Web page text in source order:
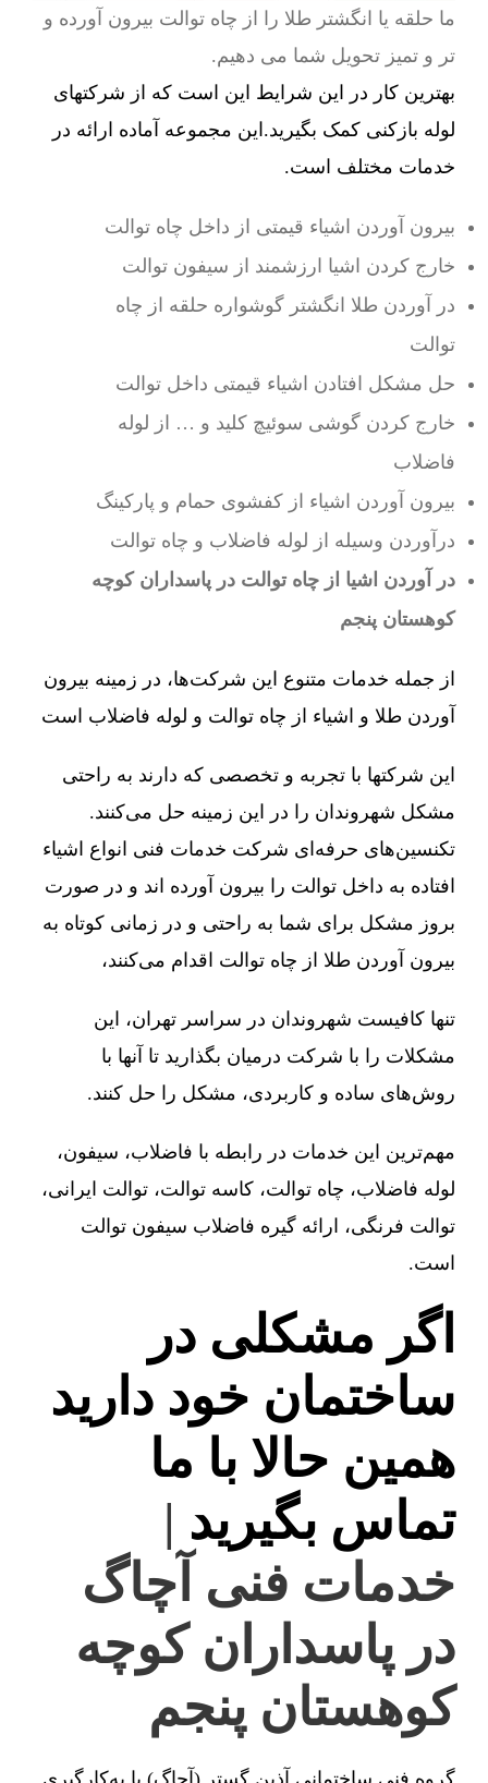
ما حلقه یا انگشتر طلا را از چاه توالت بیرون آورده و
تر و تمیز تحویل شما می دهیم.
بهترین کار در این شرایط این است که از شرکتهای
لوله بازکنی کمک بگیرید.این مجموعه آماده ارائه در
خدمات مختلف است.
بیرون آوردن اشیاء قیمتی از داخل چاه توالت
خارج کردن اشیا ارزشمند از سیفون توالت
در آوردن طلا انگشتر گوشواره حلقه از چاه
توالت
حل مشکل افتادن اشیاء قیمتی داخل توالت
خارج کردن گوشی سوئیچ کلید و … از لوله
فاضلاب
بیرون آوردن اشیاء از کفشوی حمام و پارکینگ
درآوردن وسیله از لوله فاضلاب و چاه توالت
در آوردن اشیا از چاه توالت در پاسداران کوچه
کوهستان پنجم
از جمله خدمات متنوع این شرکت‌ها، در زمینه بیرون
آوردن طلا و اشیاء از چاه توالت و لوله فاضلاب است
این شرکتها با تجربه و تخصصی که دارند به راحتی
مشکل شهروندان را در این زمینه حل می‌کنند.
تکنسین‌های حرفه‌ای شرکت خدمات فنی انواع اشیاء
افتاده به داخل توالت را بیرون آورده اند و در صورت
بروز مشکل برای شما به راحتی و در زمانی کوتاه به
بیرون آوردن طلا از چاه توالت اقدام می‌کنند،
تنها کافیست شهروندان در سراسر تهران، این
مشکلات را با شرکت درمیان بگذارید تا آنها با
روش‌های ساده و کاربردی، مشکل را حل کنند.
مهم‌ترین این خدمات در رابطه با فاضلاب، سیفون،
لوله فاضلاب، چاه توالت، کاسه توالت، توالت ایرانی،
توالت فرنگی، ارائه گیره فاضلاب سیفون توالت
است.
اگر مشکلی در
ساختمان خود دارید
همین حالا با ما
تماس بگیرید |
خدمات فنی آچاگ
در پاسداران کوچه
کوهستان پنجم
گروه فنی ساختمانی آذین گستر (آچاگ) با به‌کارگیری